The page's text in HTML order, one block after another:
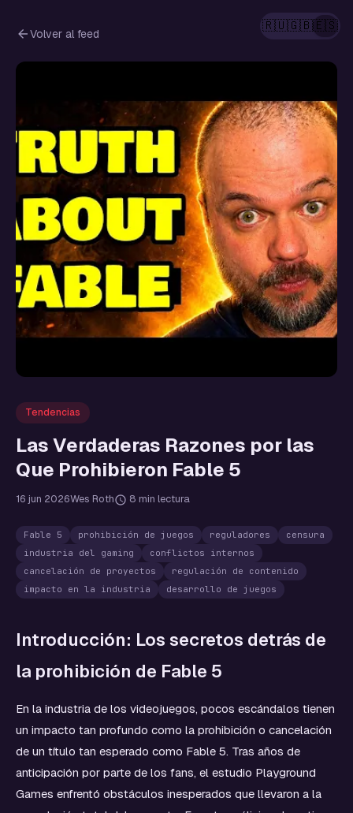
🇷🇺🇬🇧🇪🇸
Volver al feed
Tendencias
Las Verdaderas Razones por las
Que Prohibieron Fable 5
16 jun 2026Wes Roth 8 min lectura
Fable 5 prohibición de juegos reguladores
censura
industria del gaming
conflictos internos
cancelación de proyectos
regulación de contenido
impacto en la industria
desarrollo de juegos
Introducción: Los secretos detrás de
la prohibición de Fable 5
En la industria de los videojuegos, pocos escándalos tienen
un impacto tan profundo como la prohibición o cancelación
de un título tan esperado como Fable 5. Tras años de
anticipación por parte de los fans, el estudio Playground
Games enfrentó obstáculos inesperados que llevaron a la